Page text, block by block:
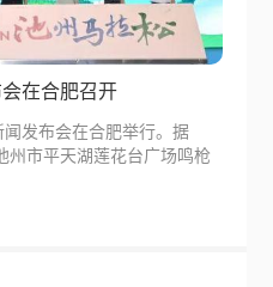
在合肥召开
发布会在合肥举行。据
州市平天湖莲花台广场鸣枪